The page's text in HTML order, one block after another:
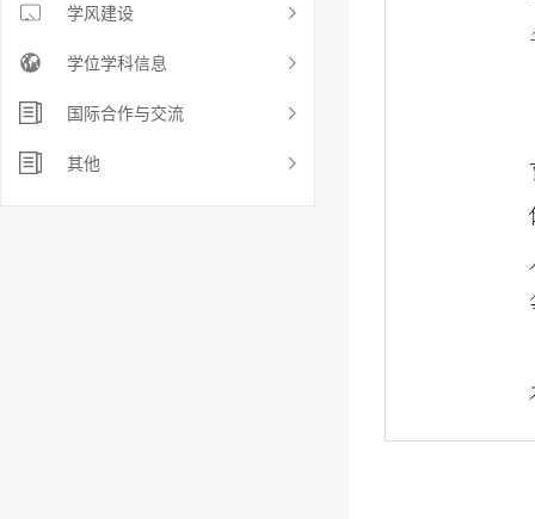
学风建设
学位学科信息
国际合作与交流
其他